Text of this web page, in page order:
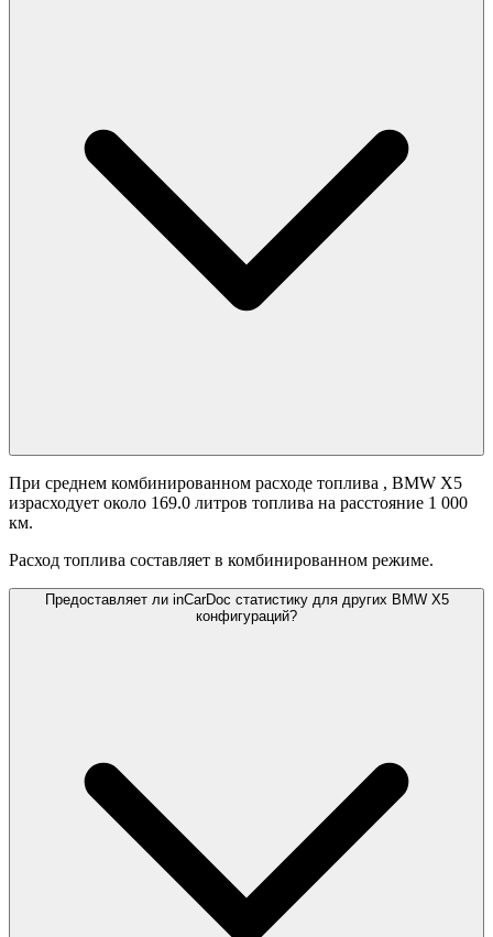
При среднем комбинированном расходе топлива , BMW X5
израсходует около 169.0 литров топлива на расстояние 1 000
км.
Расход топлива составляет в комбинированном режиме.
Предоставляет ли inCarDoc статистику для других BMW X5
конфигураций?